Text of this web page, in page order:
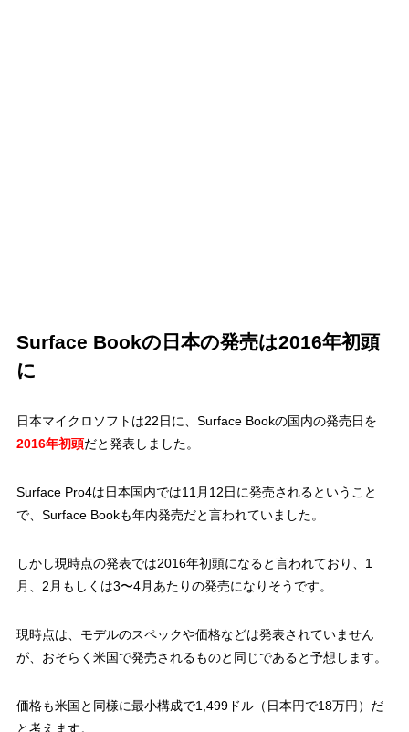
Surface Bookの日本の発売は2016年初頭
に
日本マイクロソフトは22日に、Surface Bookの国内の発売日を
2016年初頭だと発表しました。
Surface Pro4は日本国内では11月12日に発売されるということ
で、Surface Bookも年内発売だと言われていました。
しかし現時点の発表では2016年初頭になると言われており、1
月、2月もしくは3〜4月あたりの発売になりそうです。
現時点は、モデルのスペックや価格などは発表されていません
が、おそらく米国で発売されるものと同じであると予想します。
価格も米国と同様に最小構成で1,499ドル（日本円で18万円）だ
と考えます。